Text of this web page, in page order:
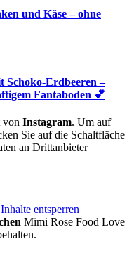
und Käse – ohne
Schoko-Erdbeeren –
Fantaboden 💕
von Instagram. Um auf
Sie auf die Schaltfläche
an Drittanbieter
entsperren
Mimi Rose Food Love